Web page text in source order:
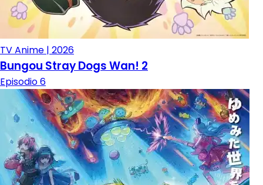
TV Anime | 2026
Bungou Stray Dogs Wan! 2
Episodio 6